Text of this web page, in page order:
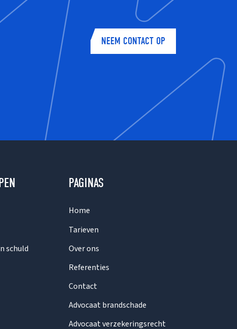
NEEM CONTACT OP
schuld
PAGINAS
Home
Tarieven
Over ons
Referenties
Contact
Advocaat brandschade
Advocaat verzekeringsrecht